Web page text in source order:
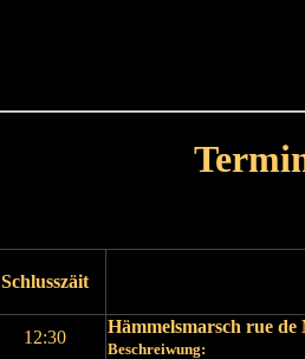
Schlusszäit
12:30
Hämmelsmarsch rue de
Beschreiwung: